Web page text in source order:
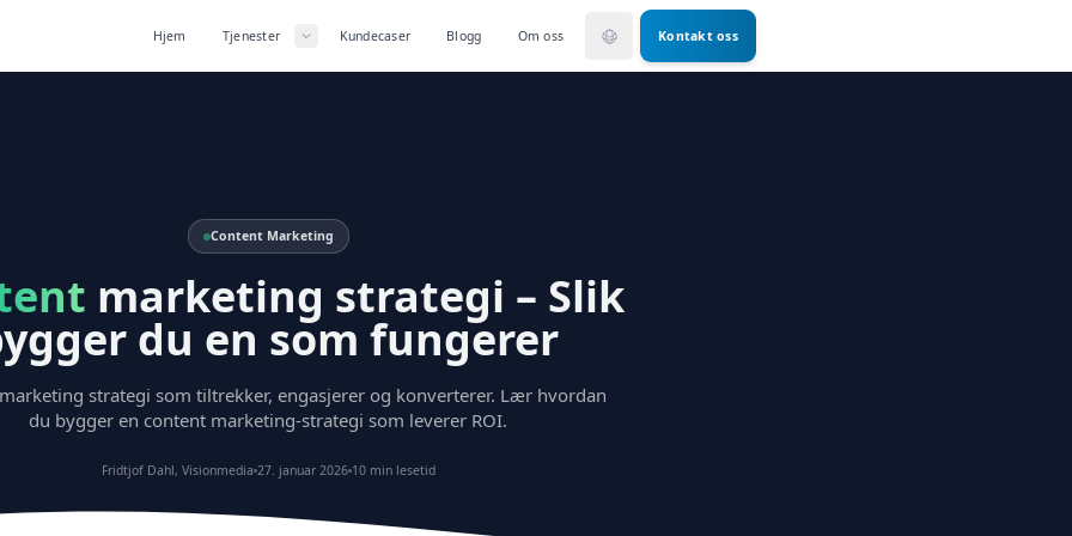
Hjem Tjenester Kundecaser Blogg Om oss Kontakt oss
Content Marketing
marketing strategi – Slik
du en som fungerer
strategi som tiltrekker, engasjerer og konverterer. Lær hvordan
du bygger en content marketing-strategi som leverer ROI.
Fridtjof Dahl, Visionmedia 27. januar 2026 10 min lesetid